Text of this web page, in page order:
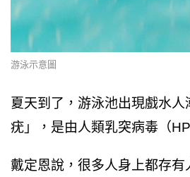
游泳示意圖
夏天到了，游泳池出現戲水
疣」，是由人類乳突病毒（
戴定恩說，很多人身上都存